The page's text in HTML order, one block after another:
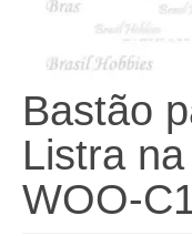
Bastão
Listra
WOO-